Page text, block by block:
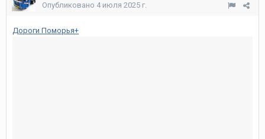
Опубликовано 4 июля 2025 г.
Дороги Поморья+